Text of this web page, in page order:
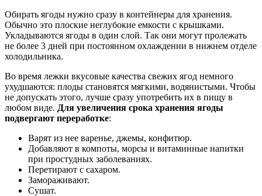
Обирать ягоды нужно сразу в контейнеры для хранения.
Обычно это плоские неглубокие емкости с крышками.
Укладываются ягоды в один слой. Так они могут пролежать
не более 3 дней при постоянном охлаждении в нижнем отделе
холодильника.
Во время лежки вкусовые качества свежих ягод немного
ухудшаются: плоды становятся мягкими, водянистыми. Чтобы
не допускать этого, лучше сразу употребить их в пищу в
любом виде. Для увеличения срока хранения ягоды
подвергают переработке:
Варят из нее варенье, джемы, конфитюр.
Добавляют в компоты, морсы и витаминные напитки
при простудных заболеваниях.
Перетирают с сахаром.
Замораживают.
Сушат.